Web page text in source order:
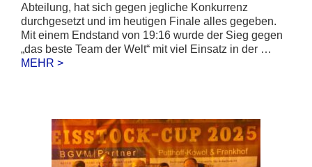
Abteilung, hat sich gegen jegliche Konkurrenz
durchgesetzt und im heutigen Finale alles gegeben.
Mit einem Endstand von 19:16 wurde der Sieg gegen
„das beste Team der Welt“ mit viel Einsatz in der …
MEHR >